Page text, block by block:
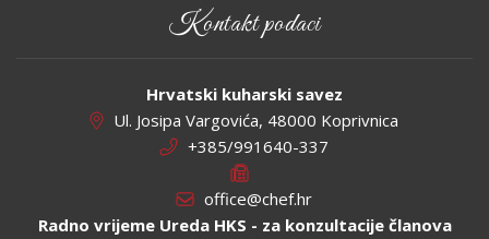
Kontakt podaci
Hrvatski kuharski savez
Ul. Josipa Vargovića, 48000 Koprivnica
+385/991640-337
office@chef.hr
Radno vrijeme Ureda HKS - za konzultacije članova